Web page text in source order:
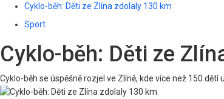
Cyklo-běh: Děti ze Zlína zdolaly 130 km
Sport
Cyklo-běh: Děti ze
Cyklo-běh se úspěšně rozjel ve Zlíně, kde více než 150